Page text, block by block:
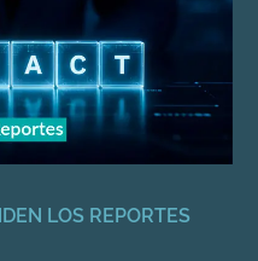
LOS REPORTES